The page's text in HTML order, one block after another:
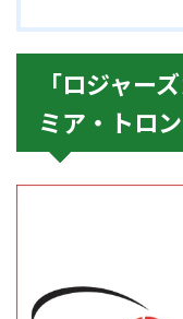
「ロジャー
ミア・トロ